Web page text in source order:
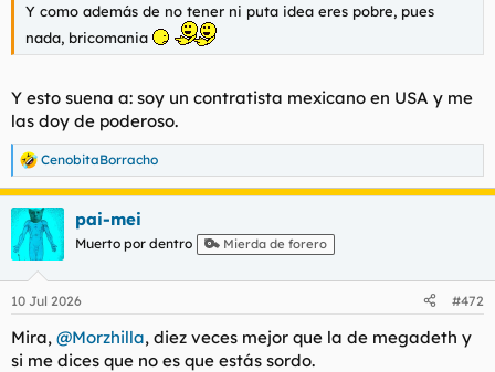
Y como además de no tener ni puta idea eres pobre, pues
nada, bricomania
Y esto suena a: soy un contratista mexicano en USA y me
las doy de poderoso.
R
e
a
c
c
i
e
:
CenobitaBorracho
pai-mei
Muerto por dentro Mierda de forero
10 Jul 2026 #472
Mira, @Morzhilla, diez veces mejor que la de megadeth y
si me dices que no es que estás sordo.